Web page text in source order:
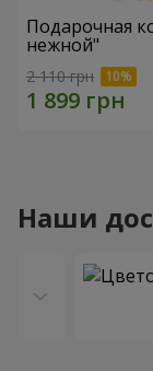
Подарочная
нежной"
2 110 грн
Наши